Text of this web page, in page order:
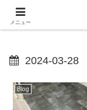
2024-03-28
Blog
メニュー